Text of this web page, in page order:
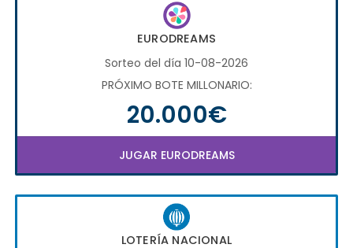
EURODREAMS
Sorteo del día 10-08-2026
PRÓXIMO BOTE MILLONARIO:
20.000€
JUGAR EURODREAMS
LOTERÍA NACIONAL